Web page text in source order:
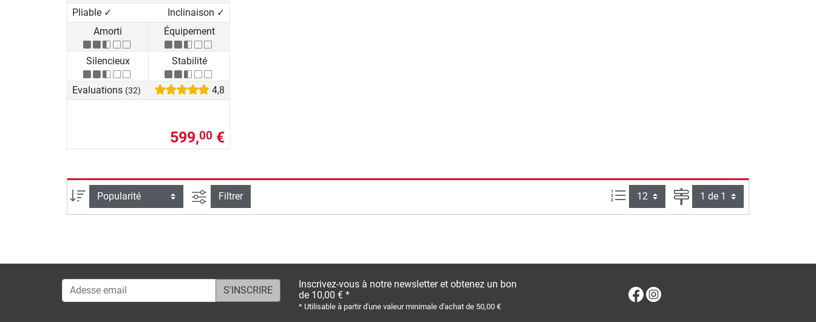
Pliable ✓
Inclinaison ✓
Amorti
Équipement
Silencieux Stabilité
Evaluations (32) 4,8
599,00 €
Trier par Filtrer la recherche
Filtrer Articles par page :Page
Adesse email
Inscrivez-vous à notre newsletter et obtenez un bon
de 10,00 € *
* Utilisable à partir d'une valeur minimale d'achat de 50,00 €
Facebook